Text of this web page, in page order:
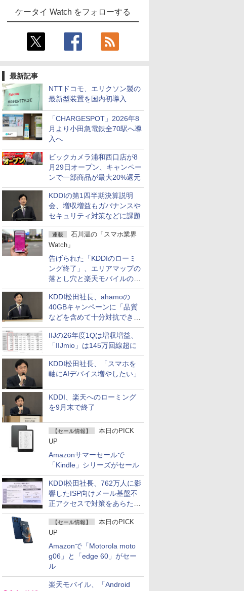
ケータイ Watch をフォローする
最新記事
NTTドコモ、エリクソン製の
最新型装置を国内初導入
「CHARGESPOT」2026年8
月より小田急電鉄全70駅へ導
入へ
ビックカメラ浦和西口店が8
月29日オープン、キャンペー
ンで一部商品が最大20%還元
KDDIの第1四半期決算説明
会、増収増益もガバナンスや
セキュリティ対策などに課題
連載
石川温の「スマホ業界
Watch」
告げられた「KDDIのローミ
ング終了」、エリアマップの
落とし穴と楽天モバイルの課
題
KDDI松田社長、ahamoの
40GBキャンペーンに「品質
などを含めて十分対抗でき
る」
IIJの26年度1Qは増収増益、
「IIJmio」は145万回線超に
KDDI松田社長、「スマホを
軸にAIデバイス増やしたい」
KDDI、楽天へのローミング
を9月末で終了
【セール情報】
本日のPICK
UP
Amazonサマーセールで
「Kindle」シリーズがセール
KDDI松田社長、762万人に影
響したISP向けメール基盤不
正アクセスで対策をあらため
て説明
【セール情報】
本日のPICK
UP
Amazonで「Motorola moto
g06」と「edge 60」がセー
ル
楽天モバイル、「Android